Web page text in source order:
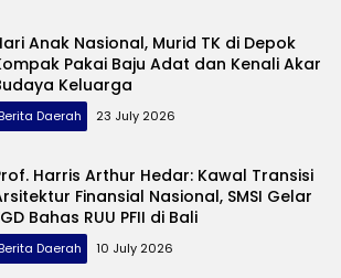
Anak Nasional, Murid TK di Depok
Pakai Baju Adat dan Kenali Akar
Keluarga
Berita Daerah 23 July 2026
Harris Arthur Hedar: Kawal Transisi
Finansial Nasional, SMSI Gelar
Bahas RUU PFII di Bali
Berita Daerah 10 July 2026